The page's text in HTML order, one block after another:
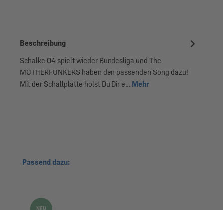
Beschreibung
Schalke 04 spielt wieder Bundesliga und The
MOTHERFUNKERS haben den passenden Song dazu!
Mit der Schallplatte holst Du Dir e… Mehr
Produktgalerie überspringen
Passend dazu:
NEU